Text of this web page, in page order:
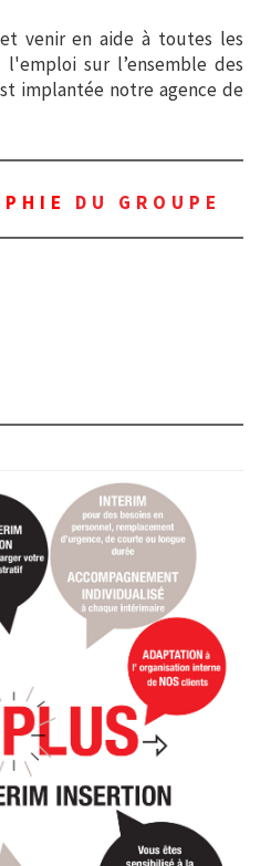
venir en aide à toutes les
l'emploi sur l’ensemble des
implantée notre agence de
DU GROUPE